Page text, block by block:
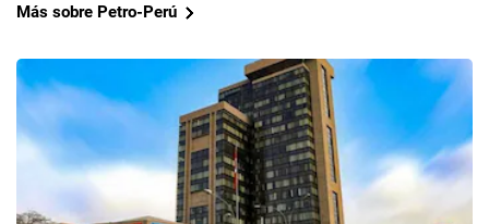
Más sobre Petro-Perú